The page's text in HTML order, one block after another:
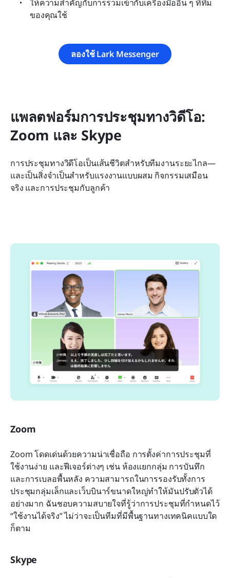
ให้ความสำคัญกับการรวมเข้ากับเครื่องมืออื่น ๆ ที่ทีม
ของคุณใช้
ลองใช้ Lark Messenger
แพลตฟอร์มการประชุมทางวิดีโอ:
Zoom และ Skype
การประชุมทางวิดีโอเป็นเส้นชีวิตสำหรับทีมงานระยะไกล—
และเป็นสิ่งจำเป็นสำหรับแรงงานแบบผสม กิจกรรมเสมือน
จริง และการประชุมกับลูกค้า
Zoom
Zoom โดดเด่นด้วยความน่าเชื่อถือ การตั้งค่าการประชุมที่
ใช้งานง่าย และฟีเจอร์ต่างๆ เช่น ห้องแยกกลุ่ม การบันทึก
และการเบลอพื้นหลัง ความสามารถในการรองรับทั้งการ
ประชุมกลุ่มเล็กและเว็บบินาร์ขนาดใหญ่ทำให้มันปรับตัวได้
อย่างมาก ฉันชอบความสบายใจที่รู้ว่าการประชุมที่กำหนดไว้
“ใช้งานได้จริง” ไม่ว่าจะเป็นทีมที่มีพื้นฐานทางเทคนิคแบบใด
ก็ตาม
Skype